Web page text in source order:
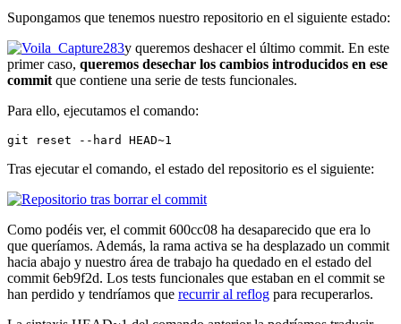
Supongamos que tenemos nuestro repositorio en el siguiente estado:
y queremos deshacer el último commit. En este
primer caso, queremos desechar los cambios introducidos en ese
commit que contiene una serie de tests funcionales.
Para ello, ejecutamos el comando:
git reset --hard HEAD~1
Tras ejecutar el comando, el estado del repositorio es el siguiente:
Como podéis ver, el commit 600cc08 ha desaparecido que era lo
que queríamos. Además, la rama activa se ha desplazado un commit
hacia abajo y nuestro área de trabajo ha quedado en el estado del
commit 6eb9f2d. Los tests funcionales que estaban en el commit se
han perdido y tendríamos que recurrir al reflog para recuperarlos.